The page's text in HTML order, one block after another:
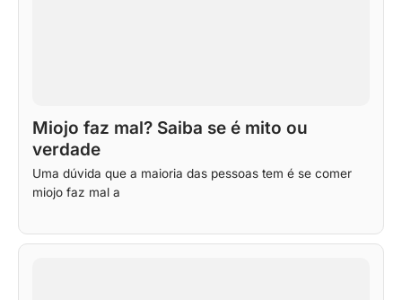
Miojo faz mal? Saiba se é mito ou
verdade
Uma dúvida que a maioria das pessoas tem é se comer
miojo faz mal a